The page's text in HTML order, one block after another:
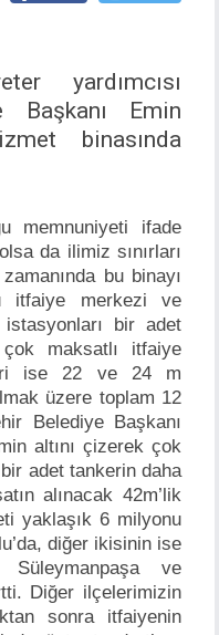
yardımcısı
Başkanı Emin
binasında
memnuniyeti ifade
da ilimiz sınırları
bu binayı
itfaiye merkezi ve
bir adet
maksatlı itfaiye
ise 22 ve 24 m
üzere toplam 12
Belediye Başkanı
altını çizerek çok
adet tankerin daha
alınacak 42m’lik
yaklaşık 6 milyonu
diğer ikisinin ise
ve
Diğer ilçelerimizin
sonra itfaiyenin